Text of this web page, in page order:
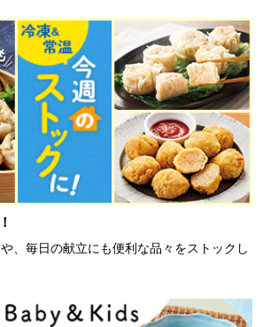
、毎日の献立にも便利な品々をストックし